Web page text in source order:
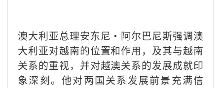
澳大利亚总理安东尼·阿尔巴尼斯强调澳
大利亚对越南的位置和作用，及其与越南
关系的重视，并对越澳关系的发展成就印
象深刻。他对两国关系发展前景充满信